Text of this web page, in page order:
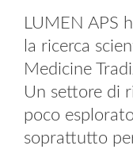
LUMEN APS
la ricerca
Medicine
Un settore di
poco
soprattutto